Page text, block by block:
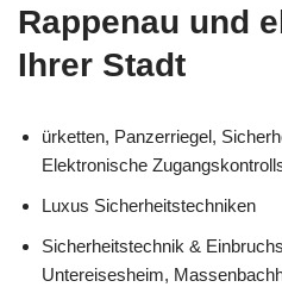
Rappenau und
Ihrer Stadt
ürketten, Panzerriegel,
Elektronische
Luxus Sicherheitstechniken
Sicherheitstechnik &
Untereisesheim,